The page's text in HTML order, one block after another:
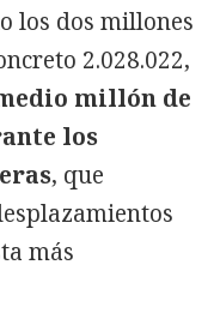
los dos millones
2.028.022,
millón de
los
, que
más